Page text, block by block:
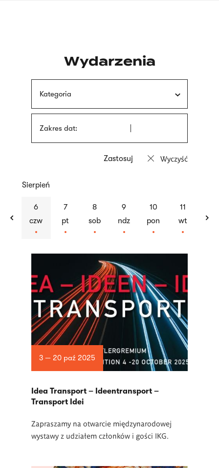
Wydarzenia
Kategoria
Zakres dat:
Wyczyść
previous
Sierpień
6
czw
7
pt
8
sob
9
ndz
10
pon
11
wt
artykułów
3 — 20 paź 2025
Idea Transport – Ideentransport –
Transport Idei
Zapraszamy na otwarcie międzynarodowej
wystawy z udziałem członków i gości IKG.